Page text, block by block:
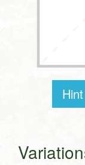
Hint